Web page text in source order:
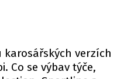
verzích
Co se výbav týče,